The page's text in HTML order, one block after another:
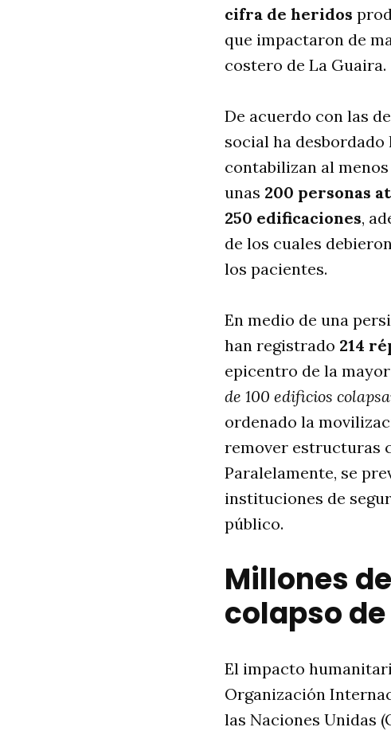
cifra de heridos
que impactaron de
costero de La Guaira.
De acuerdo con las
social ha
contabilizan al menos
unas 200 personas
250 edificaciones,
de los cuales
los pacientes.
En medio de una
han registrado 214
epicentro de la
de 100 edificios
ordenado la
remover estructuras
Paralelamente, se
instituciones de
público.
Millones
colapso
El impacto
Organización
las Naciones Unidas